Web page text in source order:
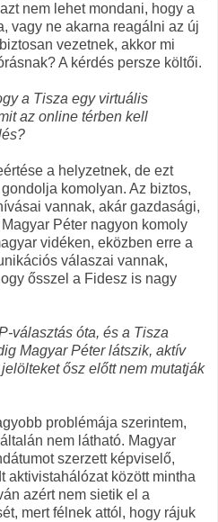
nem lehet mondani, hogy a
vagy ne akarna reagálni az új
vezetnek, akkor mi
A kérdés persze költői.
a Tisza egy virtuális
az online térben kell
a helyzetnek, de ezt
komolyan. Az biztos,
vannak, akár gazdasági,
Péter nagyon komoly
vidéken, eközben erre a
válaszai vannak,
ősszel a Fidesz is nagy
választás óta, és a Tisza
Magyar Péter látszik, aktív
ősz előtt nem mutatják
problémája szerintem,
nem látható. Magyar
szerzett képviselő,
aktivistahálózat között mintha
azért nem sietik el a
mert félnek attól, hogy rájuk